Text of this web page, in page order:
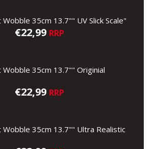
35cm 13.7"" UV Slick Scale"
€22,99 RRP
Wobble 35cm 13.7"" Originial
€22,99 RRP
Wobble 35cm 13.7"" Ultra Realistic